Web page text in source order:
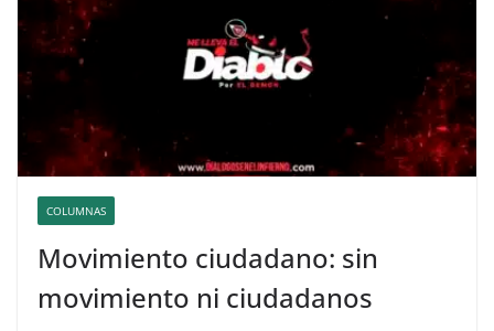
COLUMNAS
Movimiento ciudadano: sin
movimiento ni ciudadanos